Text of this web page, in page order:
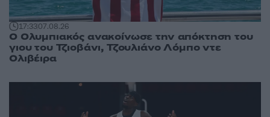
17:3307.08.26
Ο Ολυμπιακός ανακοίνωσε την απόκτηση του
γιου του Τζιοβάνι, Τζουλιάνο Λόμπο ντε
Ολιβέιρα